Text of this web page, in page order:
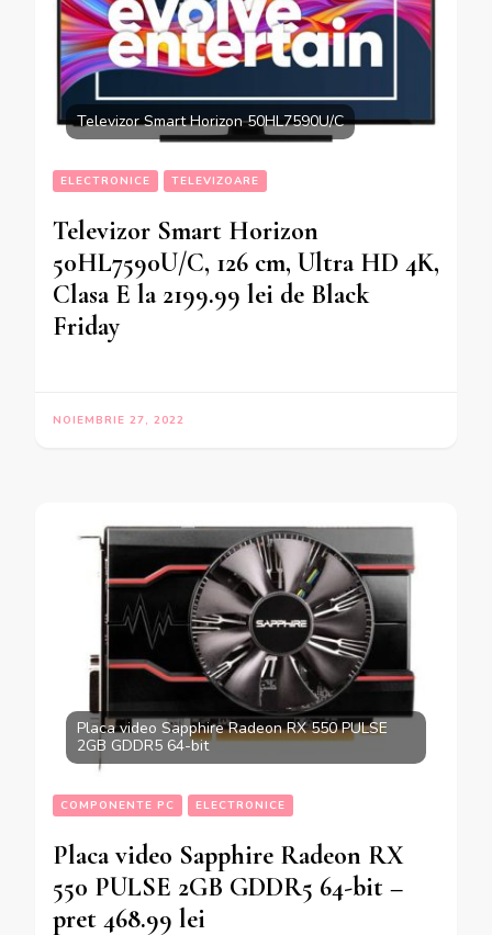
Televizor Smart Horizon 50HL7590U/C
ELECTRONICE TELEVIZOARE
Televizor Smart Horizon
50HL7590U/C, 126 cm, Ultra HD 4K,
Clasa E la 2199.99 lei de Black
Friday
NOIEMBRIE 27, 2022
Placa video Sapphire Radeon RX 550 PULSE
2GB GDDR5 64-bit
COMPONENTE PC ELECTRONICE
Placa video Sapphire Radeon RX
550 PULSE 2GB GDDR5 64-bit –
pret 468.99 lei